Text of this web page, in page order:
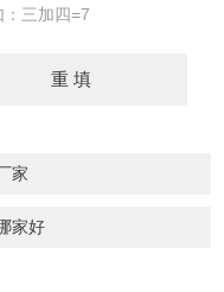
三加四=7
家
家好